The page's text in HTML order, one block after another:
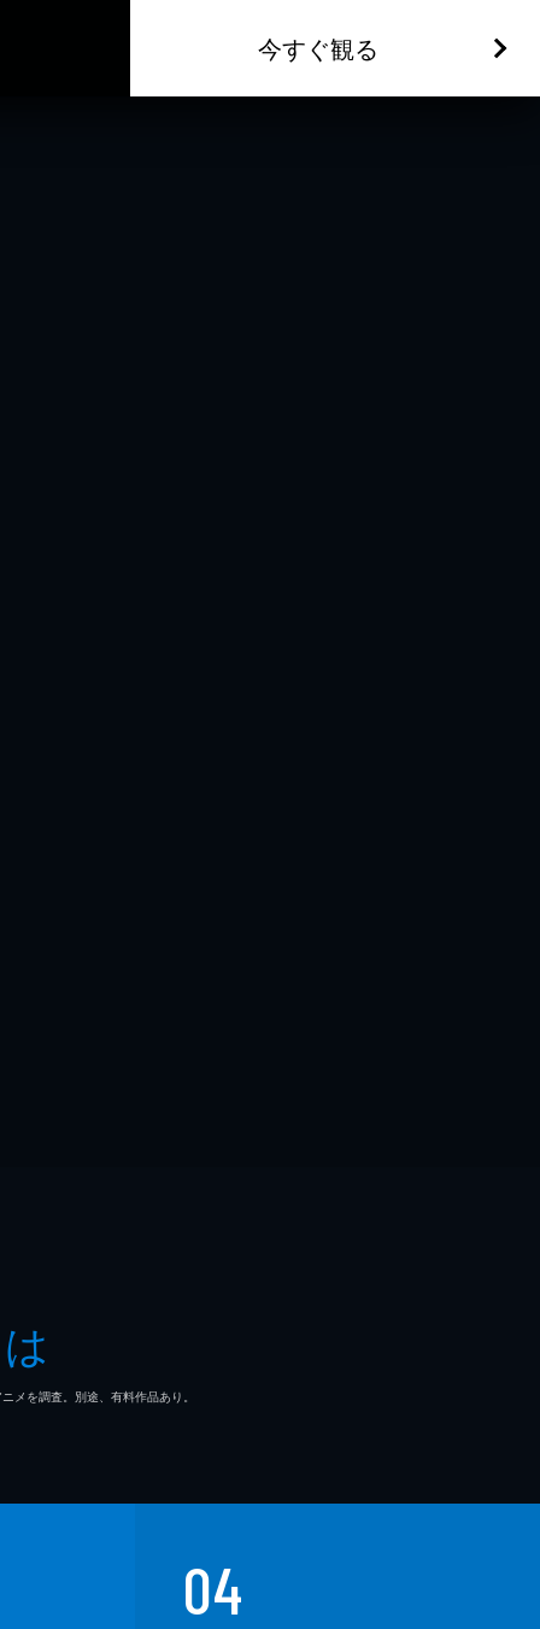
今すぐ観る
を調査。別途、有料作品あり。
04